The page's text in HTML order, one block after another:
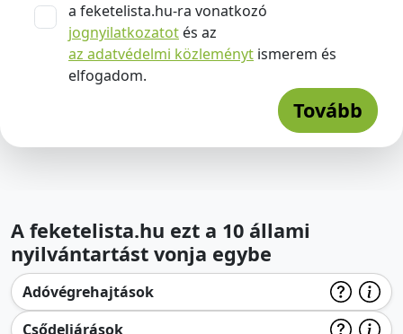
a feketelista.hu-ra vonatkozó
jognyilatkozatot és az
az adatvédelmi közleményt ismerem és
elfogadom.
Tovább
A feketelista.hu ezt a 10 állami
nyilvántartást vonja egybe
Adóvégrehajtások
Csődeljárások